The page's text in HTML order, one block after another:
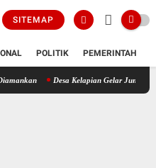
SITEMAP
POLITIK PEMERINTAH
Desa Kelapian Gelar Jumat